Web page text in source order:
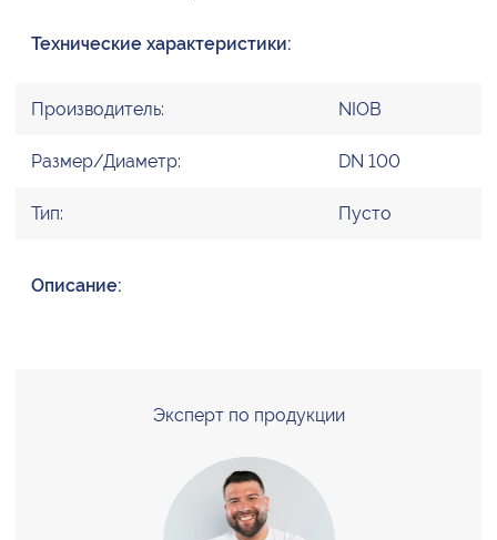
Технические характеристики:
Производитель: NIOB
Размер/Диаметр: DN 100
Тип: Пусто
Описание:
Эксперт по продукции